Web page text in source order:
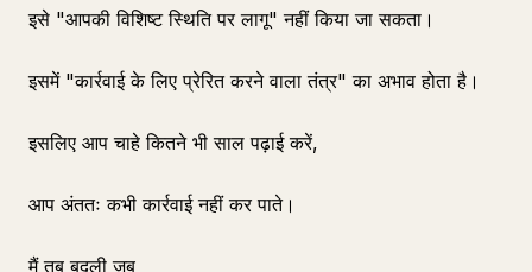
इसे "आपकी विशिष्ट स्थिति पर लागू" नहीं किया जा सकता।
इसमें "कार्रवाई के लिए प्रेरित करने वाला तंत्र" का अभाव होता है।
इसलिए आप चाहे कितने भी साल पढ़ाई करें,
आप अंततः कभी कार्रवाई नहीं कर पाते।
मैं तब बदली जब